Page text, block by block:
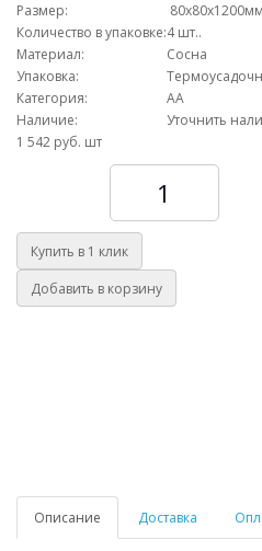
Размер:
Количество в упаковке:4 шт..
Материал:
Сосна
Упаковка:
Категория:
АА
Наличие:
Уточнить
1 542 руб. шт
Купить в 1 клик
Добавить в корзину
Описание Доставка